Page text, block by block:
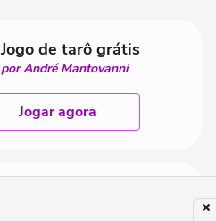
Jogo de tarô grátis
por André Mantovanni
Jogar agora